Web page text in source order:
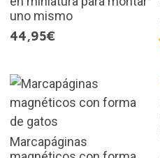
uno mismo
44,95€
Marcapáginas